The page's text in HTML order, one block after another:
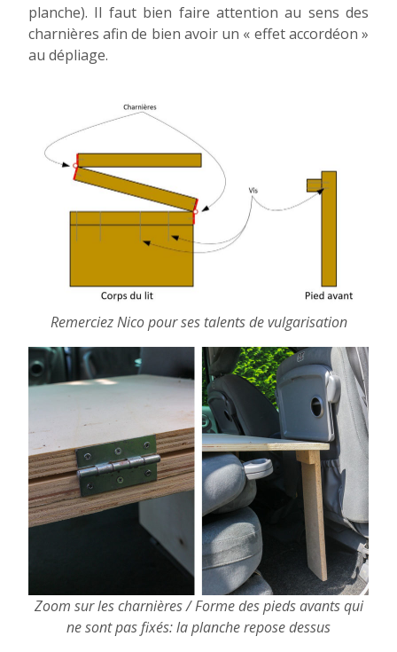
planche). Il faut bien faire attention au sens des
charnières afin de bien avoir un « effet accordéon »
au dépliage.
Remerciez Nico pour ses talents de vulgarisation
Zoom sur les charnières / Forme des pieds avants qui
ne sont pas fixés: la planche repose dessus